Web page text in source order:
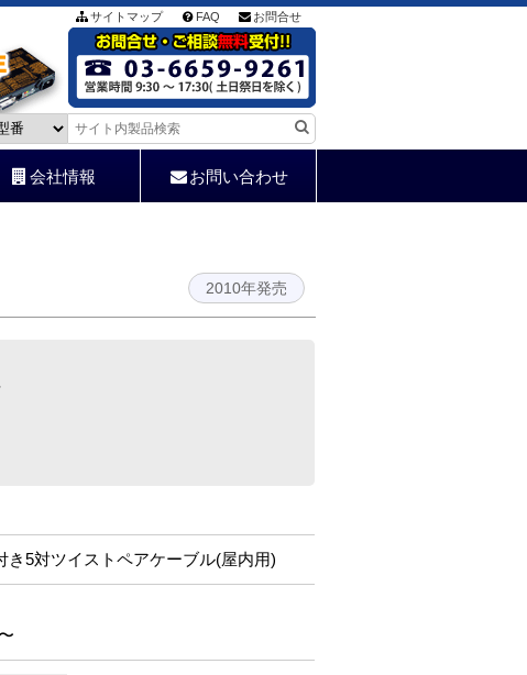
サイトマップ FAQ お問合せ
会社情報 お問い合わせ
2010年発売
き5対ツイストペアケーブル(屋内用)